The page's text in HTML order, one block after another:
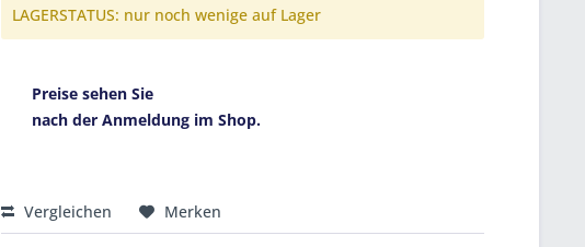
LAGERSTATUS: nur noch wenige auf Lager
Preise sehen Sie
nach der Anmeldung im Shop.
Vergleichen Merken